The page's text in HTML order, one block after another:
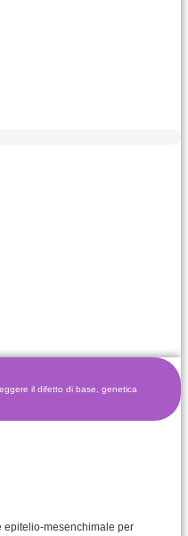
il difetto di base, genetica
epitelio-mesenchimale per